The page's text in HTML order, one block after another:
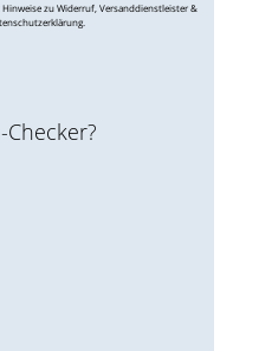
zu Widerruf, Versanddienstleister &